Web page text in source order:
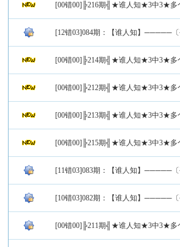
[00错00]╠216期╣★谁人知★3中3★多
[12错03]084期：【谁人知】─────
[00错00]╠214期╣★谁人知★3中3★多
[00错00]╠212期╣★谁人知★3中3★多
[00错00]╠213期╣★谁人知★3中3★多
[00错00]╠215期╣★谁人知★3中3★多
[11错03]083期：【谁人知】─────
[10错03]082期：【谁人知】─────
[00错00]╠211期╣★谁人知★3中3★多